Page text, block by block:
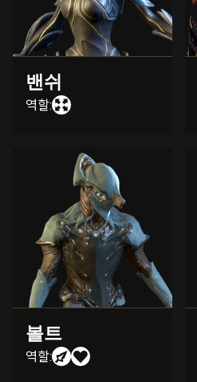
밴쉬
역할:
볼트
역할: